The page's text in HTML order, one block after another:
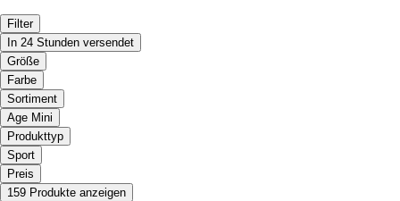
Filter
In 24 Stunden versendet
Größe
Farbe
Sortiment
Age Mini
Produkttyp
Sport
Preis
159 Produkte anzeigen